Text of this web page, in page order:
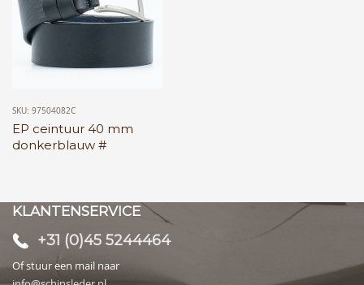
SKU: 97504082C
EP ceintuur 40 mm
donkerblauw #
KLANTENSERVICE
+31 (0)45 5244464
Of stuur een mail naar